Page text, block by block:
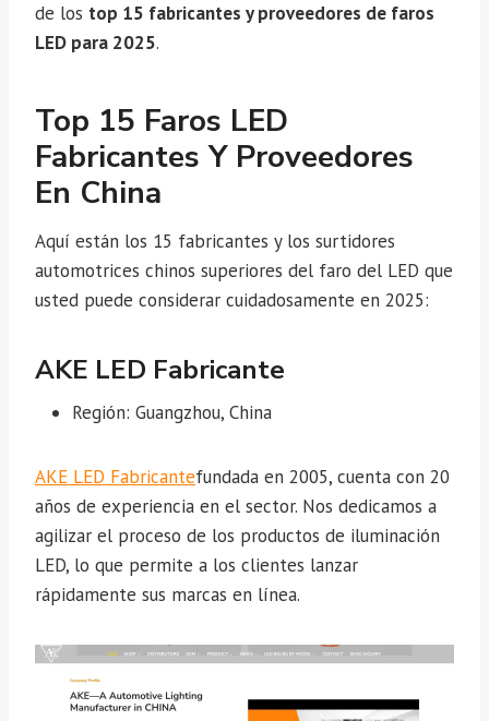
de los top 15 fabricantes y proveedores de faros
LED para 2025.
Top 15 Faros LED
Fabricantes Y Proveedores
En China
Aquí están los 15 fabricantes y los surtidores
automotrices chinos superiores del faro del LED que
usted puede considerar cuidadosamente en 2025:
AKE LED Fabricante
Región: Guangzhou, China
AKE LED Fabricantefundada en 2005, cuenta con 20
años de experiencia en el sector. Nos dedicamos a
agilizar el proceso de los productos de iluminación
LED, lo que permite a los clientes lanzar
rápidamente sus marcas en línea.